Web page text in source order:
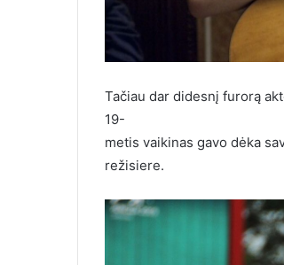
Tačiau dar didesnį furorą
19-
metis vaikinas gavo dėka
režisiere.